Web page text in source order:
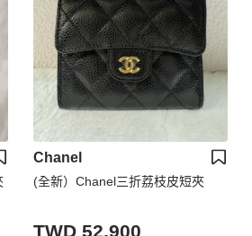
Chanel
(全新）Chanel三折荔枝皮短夾
TWD 52,900